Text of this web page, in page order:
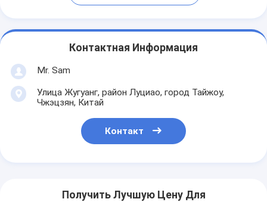
Контактная Информация
Mr. Sam
Улица Жугуанг, район Луциао, город Тайжоу,
Чжэцзян, Китай
Контакт
Получить Лучшую Цену Для